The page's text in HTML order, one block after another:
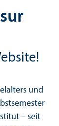
und
– seit